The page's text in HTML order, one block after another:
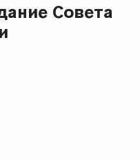
Совета